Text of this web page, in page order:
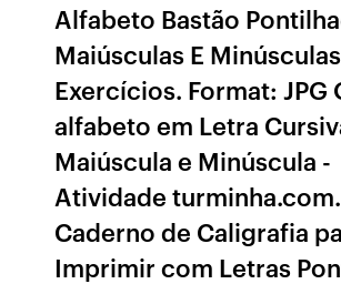
Alfabeto Bastão
Maiúsculas E
Exercícios. Format: JPG
alfabeto em Letra
Maiúscula e Minúscula -
Atividade
Caderno de Caligrafia
Imprimir com Letras